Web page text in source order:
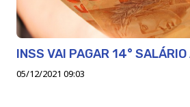
INSS VAI PAGAR 14°
05/12/2021 09:03